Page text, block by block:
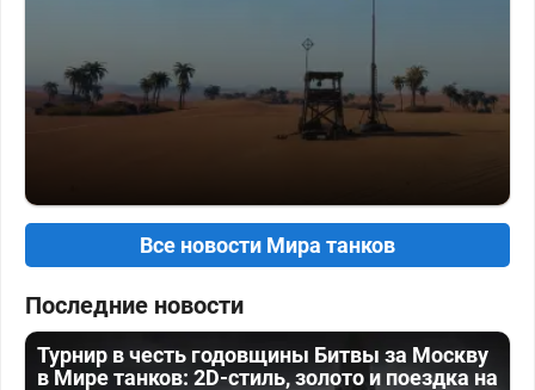
Все новости Мира танков
Последние новости
Турнир в честь годовщины Битвы за Москву
в Мире танков: 2D-стиль, золото и поездка на